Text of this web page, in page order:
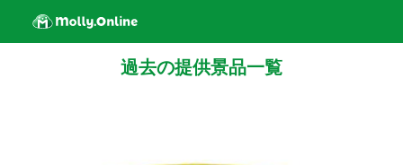
過去の提供景品一覧